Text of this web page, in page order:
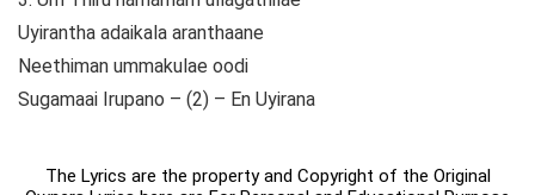
Uyirantha adaikala aranthaane
Neethiman ummakulae oodi
Sugamaai Irupano – (2) – En Uyirana
The Lyrics are the property and Copyright of the Original